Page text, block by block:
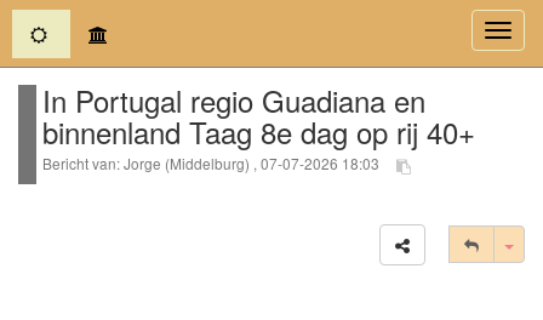
(current)
In Portugal regio Guadiana en
binnenland Taag 8e dag op rij 40+
Bericht van: Jorge (Middelburg) , 07-07-2026 18:03